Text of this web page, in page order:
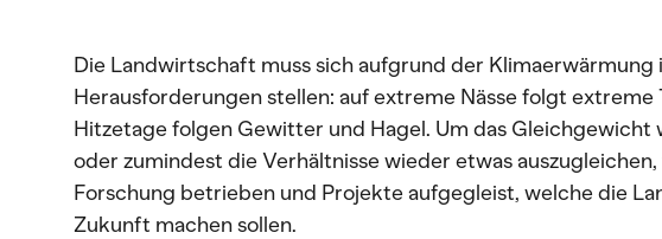
Die Landwirtschaft muss sich aufgrund der Klimaerwärmung
Herausforderungen stellen: auf extreme Nässe folgt
Hitzetage folgen Gewitter und Hagel. Um das Gleichgewicht
oder zumindest die Verhältnisse wieder etwas
Forschung betrieben und Projekte aufgegleist, welche die
Zukunft machen sollen.